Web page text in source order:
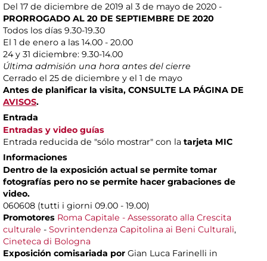
Del 17 de diciembre de 2019 al 3 de mayo de 2020 -
PRORROGADO AL 20 DE SEPTIEMBRE DE 2020
Todos los días 9.30-19.30
El 1 de enero a las 14.00 - 20.00
24 y 31 diciembre: 9.30-14.00
Última admisión una hora antes del cierre
Cerrado el 25 de diciembre y el 1 de mayo
Antes de planificar la visita, CONSULTE LA PÁGINA DE
AVISOS.
Entrada
Entradas y video guías
Entrada reducida de "sólo mostrar" con la tarjeta MIC
Informaciones
Dentro de la exposición actual se permite tomar
fotografías pero no se permite hacer grabaciones de
video.
060608 (tutti i giorni 09.00 - 19.00)
Promotores Roma Capitale - Assessorato alla Crescita
culturale - Sovrintendenza Capitolina ai Beni Culturali,
Cineteca di Bologna
Exposición comisariada por Gian Luca Farinelli in